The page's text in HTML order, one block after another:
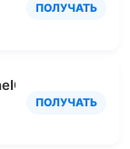
ПОЛУЧАТЬ
ПОЛУЧАТЬ